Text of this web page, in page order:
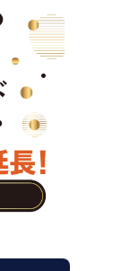
ト